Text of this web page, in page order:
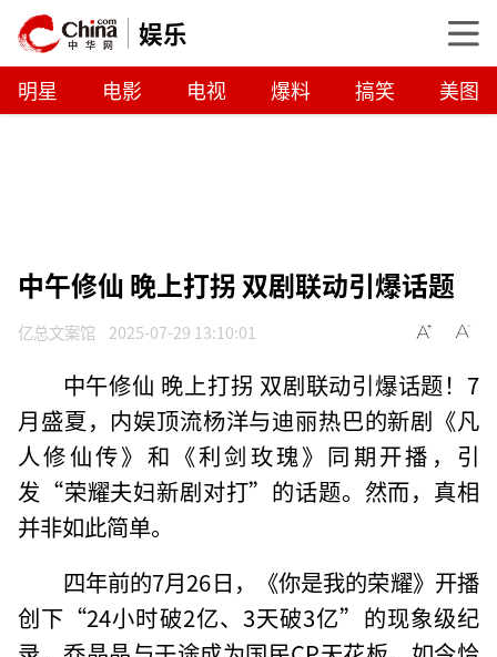
娱乐
明星 电影 电视 爆料 搞笑 美图
中午修仙 晚上打拐 双剧联动引爆话题
亿总文案馆 2025-07-29 13:10:01
中午修仙 晚上打拐 双剧联动引爆话题！7
月盛夏，内娱顶流杨洋与迪丽热巴的新剧《凡
人修仙传》和《利剑玫瑰》同期开播，引
发“荣耀夫妇新剧对打”的话题。然而，真相
并非如此简单。
四年前的7月26日，《你是我的荣耀》开播
创下“24小时破2亿、3天破3亿”的现象级纪